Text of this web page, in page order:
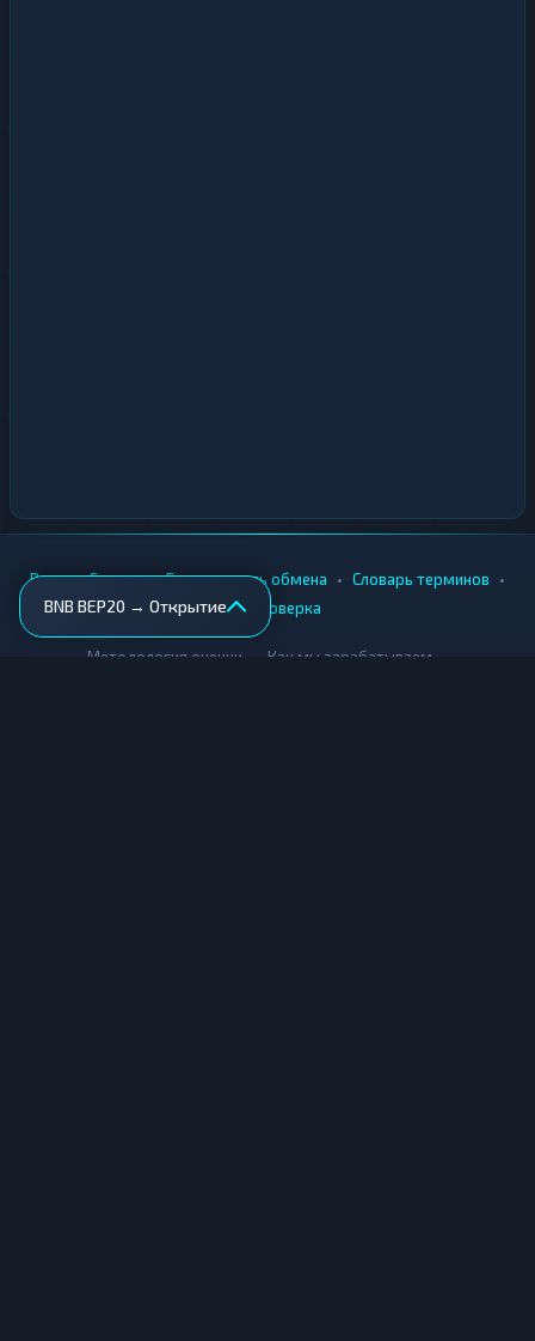
BNB BEP20 → Открытие
Вики • Города • Безопасность обмена • Словарь терминов •
AML-проверка
Методология оценки Как мы зарабатываем